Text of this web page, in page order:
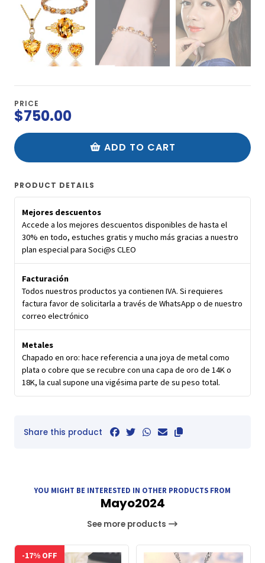
PRICE
$750.00
ADD TO CART
PRODUCT DETAILS
Mejores descuentos
Accede a los mejores descuentos disponibles de hasta el
30% en todo, estuches gratis y mucho más gracias a nuestro
plan especial para Soci@s CLEO
Facturación
Todos nuestros productos ya contienen IVA. Si requieres
factura favor de solicitarla a través de WhatsApp o de nuestro
correo electrónico
Metales
Chapado en oro: hace referencia a una joya de metal como
plata o cobre que se recubre con una capa de oro de 14K o
18K, la cual supone una vigésima parte de su peso total.
Share this product
YOU MIGHT BE INTERESTED IN OTHER PRODUCTS FROM
Mayo2024
See more products
-17% OFF